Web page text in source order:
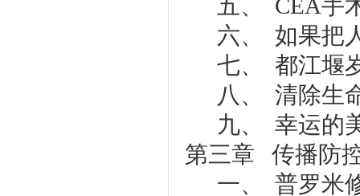
五、 CEA手
六、 如果把
七、 都江堰
八、 清除生
九、 幸运的
第三章 传播防
一、 普罗米